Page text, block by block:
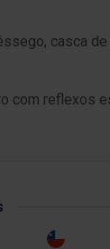
casca de
com reflexos